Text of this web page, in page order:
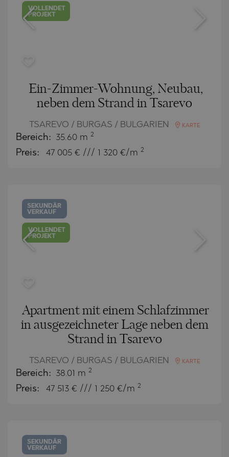
VOLLENDET
PROJEKT
Ein-Zimmer-Wohnung, Neubau,
neben dem Strand in Tsarevo
TSAREVO / BURGAS / BULGARIEN KARTE
Bereich: 35.60 m 2
Preis: 47 005 € /// 1 320 €/m 2
SEKUNDÄR
VERKAUF
VOLLENDET
PROJEKT
Apartment mit einem Schlafzimmer
in ausgezeichneter Lage neben dem
Strand in Tsarevo
TSAREVO / BURGAS / BULGARIEN KARTE
Bereich: 38.01 m 2
Preis: 47 513 € /// 1 250 €/m 2
SEKUNDÄR
VERKAUF